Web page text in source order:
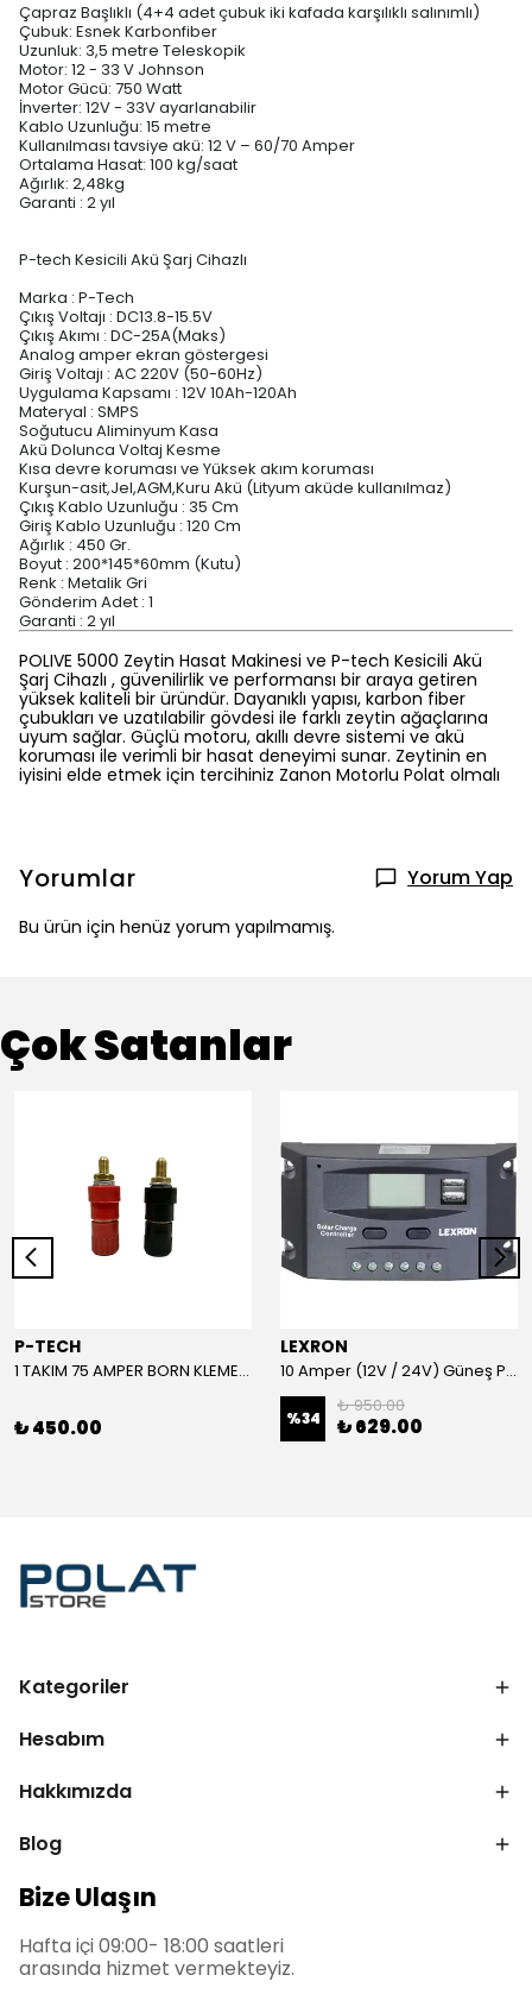
Çapraz Başlıklı (4+4 adet çubuk iki kafada karşılıklı salınımlı)
Çubuk: Esnek Karbonfiber
Uzunluk: 3,5 metre Teleskopik
Motor: 12 - 33 V Johnson
Motor Gücü: 750 Watt
İnverter: 12V - 33V ayarlanabilir
Kablo Uzunluğu: 15 metre
Kullanılması tavsiye akü: 12 V – 60/70 Amper
Ortalama Hasat: 100 kg/saat
Ağırlık: 2,48kg
Garanti : 2 yıl
P-tech Kesicili Akü Şarj Cihazlı
Marka : P-Tech
Çıkış Voltajı : DC13.8-15.5V
Çıkış Akımı : DC-25A(Maks)
Analog amper ekran göstergesi
Giriş Voltajı : AC 220V (50-60Hz)
Uygulama Kapsamı : 12V 10Ah-120Ah
Materyal : SMPS
Soğutucu Aliminyum Kasa
Akü Dolunca Voltaj Kesme
Kısa devre koruması ve Yüksek akım koruması
Kurşun-asit,Jel,AGM,Kuru Akü (Lityum aküde kullanılmaz)
Çıkış Kablo Uzunluğu : 35 Cm
Giriş Kablo Uzunluğu : 120 Cm
Ağırlık : 450 Gr.
Boyut : 200*145*60mm (Kutu)
Renk : Metalik Gri
Gönderim Adet : 1
Garanti : 2 yıl
POLIVE 5000 Zeytin Hasat Makinesi ve P-tech Kesicili Akü
Şarj Cihazlı , güvenilirlik ve performansı bir araya getiren
yüksek kaliteli bir üründür. Dayanıklı yapısı, karbon fiber
çubukları ve uzatılabilir gövdesi ile farklı zeytin ağaçlarına
uyum sağlar. Güçlü motoru, akıllı devre sistemi ve akü
koruması ile verimli bir hasat deneyimi sunar. Zeytinin en
iyisini elde etmek için tercihiniz Zanon Motorlu Polat olmalı
Yorumlar Yorum Yap
Bu ürün için henüz yorum yapılmamış.
Çok Satanlar
P-TECH
1 TAKIM 75 AMPER BORN KLEMENS (KIRMIZI-SİYAH)
₺ 450.00
LEXRON
10 Amper (12V / 24V) Güneş Paneli Şarj Kontrol Cihazı
%34
₺ 950.00
₺ 629.00
Kategoriler
Hesabım
Hakkımızda
Blog
Bize Ulaşın
Hafta içi 09:00- 18:00 saatleri
arasında hizmet vermekteyiz.